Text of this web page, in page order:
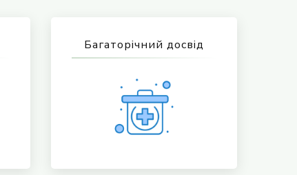
Багаторічний досвід